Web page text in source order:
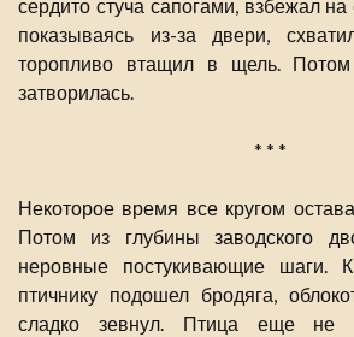
сердито стуча сапогами, взбежал на
показываясь из-за двери,
торопливо втащил в щель.
затворилась.
* * *
Некоторое время все кругом
Потом из глубины заводского
неровные постукивающие шаги. К
птичнику подошел бродяга,
сладко зевнул. Птица еще не